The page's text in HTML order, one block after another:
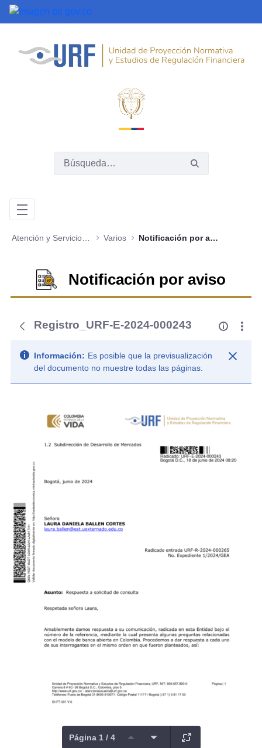
Saltar al contenido principal
Atención y Servicios a la Ciudadanía Varios Notificación por aviso
Notificación por aviso
Registro_URF-E-2024-000243
Información: Es posible que la previsualización
del documento no muestre todas las páginas.
Página 1 / 4